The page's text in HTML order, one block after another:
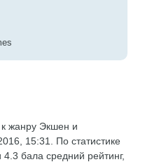
к жанру Экшен и
15:31. По статистике
бала средний рейтинг,